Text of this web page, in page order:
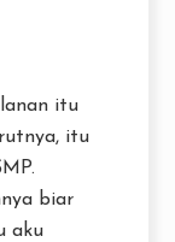
itu
itu
biar
aku